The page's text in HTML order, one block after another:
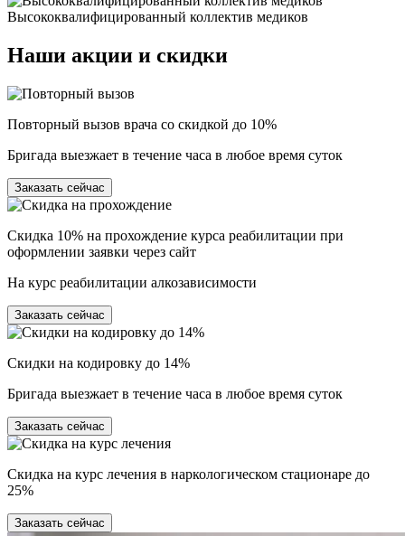
Высококвалифицированный коллектив медиков
Наши акции и скидки
Повторный вызов врача со скидкой до 10%
Бригада выезжает в течение часа в любое время суток
Заказать сейчас
Скидка 10% на прохождение курса реабилитации при
оформлении заявки через сайт
На курс реабилитации алкозависимости
Заказать сейчас
Скидки на кодировку до 14%
Бригада выезжает в течение часа в любое время суток
Заказать сейчас
Скидка на курс лечения в наркологическом стационаре до
25%
Заказать сейчас